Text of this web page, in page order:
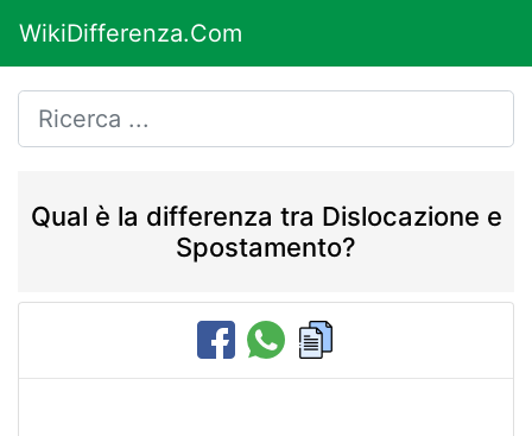
WikiDifferenza.Com
Qual è la differenza tra Dislocazione e
Spostamento?